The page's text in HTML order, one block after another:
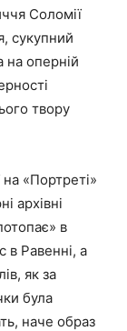
Соломії
сукупний
на оперній
твору
«Портреті»
архівні
в
в Равенні, а
як за
була
наче образ